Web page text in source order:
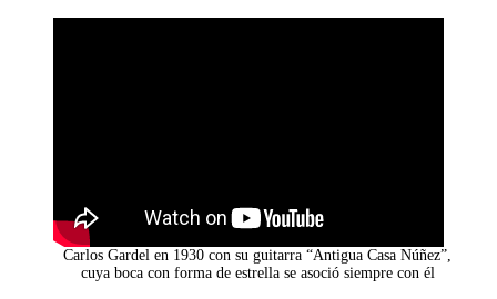
Carlos Gardel en 1930 con su guitarra “Antigua Casa Núñez”,
cuya boca con forma de estrella se asoció siempre con él